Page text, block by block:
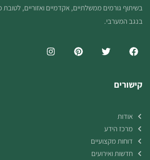
בשיתוף גורמים ממשלתיים, אקדמיים ואזוריים, לטובת
בנגב המערבי.
קישורים
אודות
מרכז הידע
דוחות מקצועיים
חדשות ואירועים